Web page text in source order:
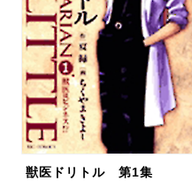
獣医ドリトル 第1集